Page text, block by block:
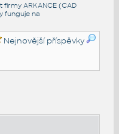
ARKANCE (CAD
funguje na
Nejnovější příspěvky